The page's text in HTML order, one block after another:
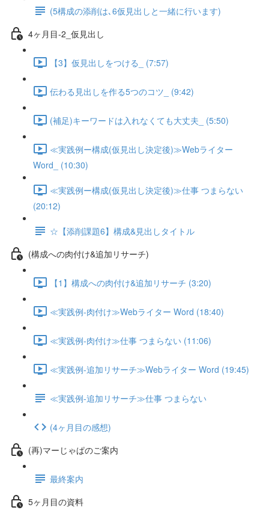
(5構成の添削は､6仮見出しと一緒に行います)
4ヶ月目-2_仮見出し
【3】仮見出しをつける_ (7:57)
伝わる見出しを作る5つのコツ_ (9:42)
(補足)キーワードは入れなくても大丈夫_ (5:50)
≪実践例ー構成(仮見出し決定後)≫Webライター
Word_ (10:30)
≪実践例ー構成(仮見出し決定後)≫仕事 つまらない
(20:12)
☆【添削課題6】構成&見出しタイトル
(構成への肉付け&追加リサーチ)
【1】構成への肉付け&追加リサーチ (3:20)
≪実践例-肉付け≫Webライター Word (18:40)
≪実践例-肉付け≫仕事 つまらない (11:06)
≪実践例-追加リサーチ≫Webライター Word (19:45)
≪実践例-追加リサーチ≫仕事 つまらない
(4ヶ月目の感想)
(再)マーじゃぱのご案内
最終案内
5ヶ月目の資料